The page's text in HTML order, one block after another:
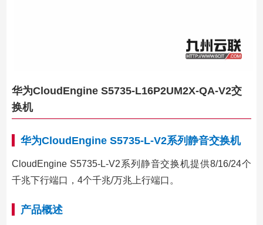
华为CloudEngine S5735-L16P2UM2X-QA-V2交
换机
华为CloudEngine S5735-L-V2系列静音交换机
CloudEngine S5735-L-V2系列静音交换机提供8/16/24个
千兆下行端口，4个千兆/万兆上行端口。
产品概述